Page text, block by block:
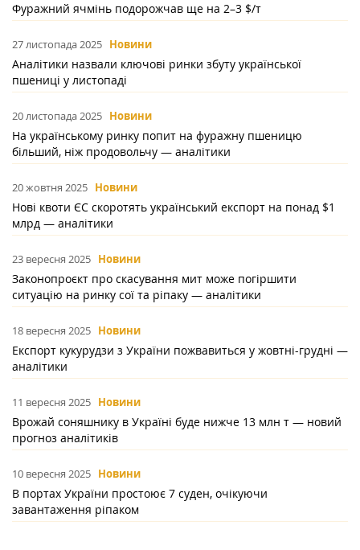
Фуражний ячмінь подорожчав ще на 2–3 $/т
27 листопада 2025 Новини
Аналітики назвали ключові ринки збуту української
пшениці у листопаді
20 листопада 2025 Новини
На українському ринку попит на фуражну пшеницю
більший, ніж продовольчу — аналітики
20 жовтня 2025 Новини
Нові квоти ЄС скоротять український експорт на понад $1
млрд — аналітики
23 вересня 2025 Новини
Законопроєкт про скасування мит може погіршити
ситуацію на ринку сої та ріпаку — аналітики
18 вересня 2025 Новини
Експорт кукурудзи з України пожвавиться у жовтні-грудні —
аналітики
11 вересня 2025 Новини
Врожай соняшнику в Україні буде нижче 13 млн т — новий
прогноз аналітиків
10 вересня 2025 Новини
В портах України простоює 7 суден, очікуючи
завантаження ріпаком